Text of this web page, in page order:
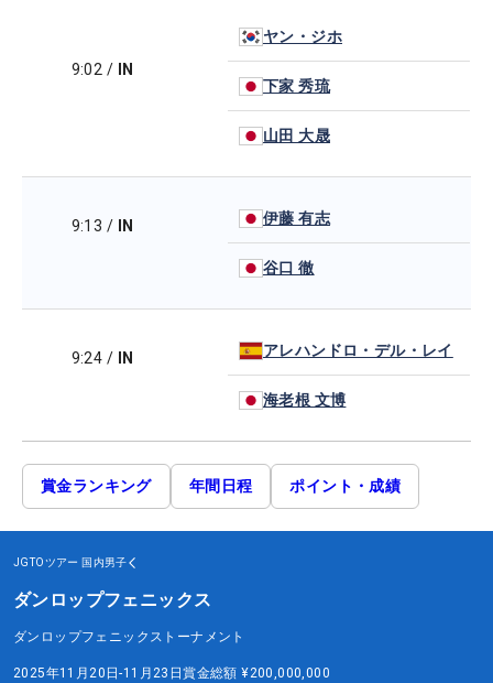
9:02 / IN
ヤン・ジホ
下家 秀琉
山田 大晟
9:13 / IN 伊藤 有志
谷口 徹
9:24 / IN アレハンドロ・デル・レイ
海老根 文博
賞金ランキング 年間日程 ポイント・成績
JGTOツアー 国内男子
ダンロップフェニックス
ダンロップフェニックストーナメント
2025年11月20日-11月23日賞金総額 ¥200,000,000